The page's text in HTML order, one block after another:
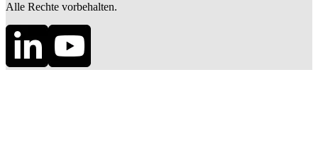
Alle Rechte vorbehalten.